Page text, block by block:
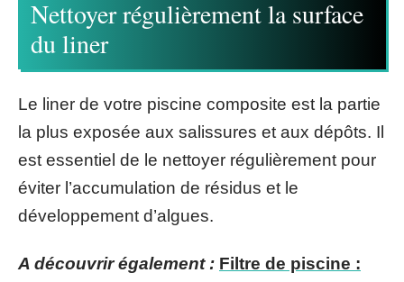
Nettoyer régulièrement la surface
du liner
Le liner de votre piscine composite est la partie
la plus exposée aux salissures et aux dépôts. Il
est essentiel de le nettoyer régulièrement pour
éviter l’accumulation de résidus et le
développement d’algues.
A découvrir également : Filtre de piscine :